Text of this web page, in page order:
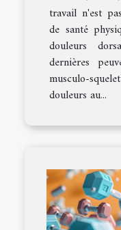
travail n'est
de santé
douleurs
dernières
musculo-
douleurs au...